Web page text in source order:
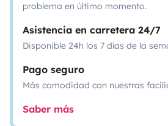
problema en último momento.
Asistencia en carretera 24/7
Disponible 24h los 7 días de la
Pago seguro
Más comodidad con nuestras
Saber más